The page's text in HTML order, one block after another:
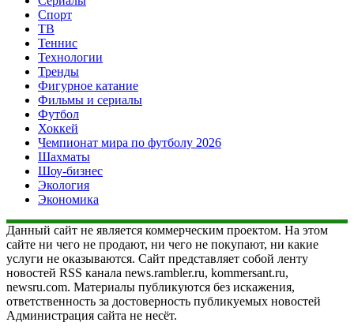
Спорт
ТВ
Теннис
Технологии
Тренды
Фигурное катание
Фильмы и сериалы
Футбол
Хоккей
Чемпионат мира по футболу 2026
Шахматы
Шоу-бизнес
Экология
Экономика
Данный сайт не является коммерческим проектом. На этом
сайте ни чего не продают, ни чего не покупают, ни какие
услуги не оказываются. Сайт представляет собой ленту
новостей RSS канала news.rambler.ru, kommersant.ru,
newsru.com. Материалы публикуются без искажения,
ответственность за достоверность публикуемых новостей
Администрация сайта не несёт.